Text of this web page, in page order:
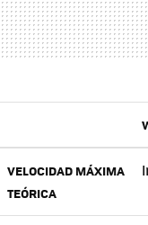
VELOCIDAD MÁXIMA
TEÓRICA